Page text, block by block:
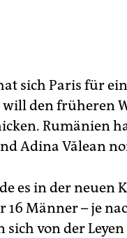
sich Paris für
will den früheren
Rumänien
Adina Vălean
es in der neuen
16 Männer – je
von der